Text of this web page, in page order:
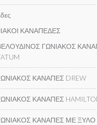
ΚΑΝΑΠΕΔΕΣ
ΓΩΝΙΑΚΟΣ
ΚΑΝΑΠΕΣ DREW
ΚΑΝΑΠΕΣ
ΚΑΝΑΠΕΣ ΜΕ ΞΥΛΟ